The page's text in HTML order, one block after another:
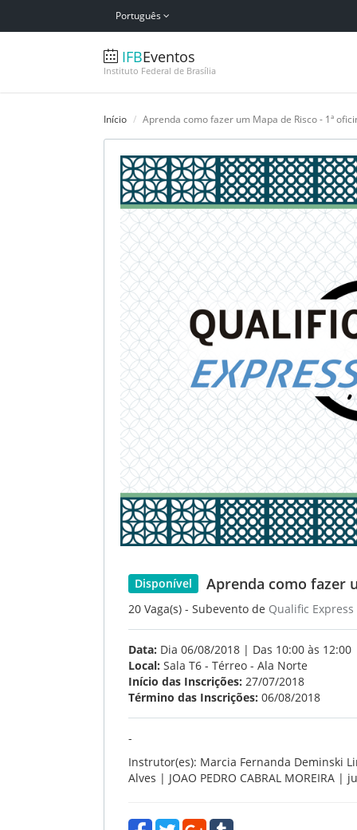
Português
IFBEventos
Instituto Federal de Brasília
Início Aprenda como fazer um Mapa de Risco - 1ª
Disponível Aprenda como fazer
20 Vaga(s) - Subevento de Qualific Express
Data: Dia 06/08/2018 | Das 10:00 às 12:00
Local: Sala T6 - Térreo - Ala Norte
Início das Inscrições: 27/07/2018
Término das Inscrições: 06/08/2018
-
Instrutor(es): Marcia Fernanda Deminski
Alves | JOAO PEDRO CABRAL MOREIRA